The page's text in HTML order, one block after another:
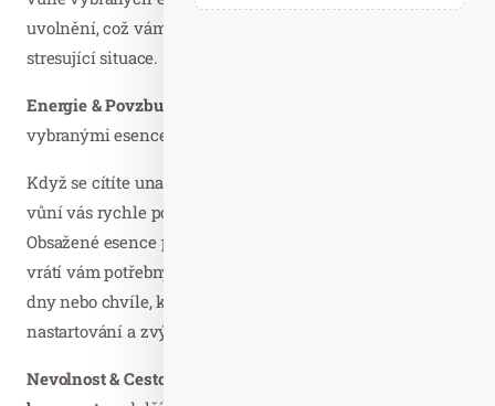
uvolnění, což vám umožní lépe zvládat náročné chvíle a
stresující situace.
Energie & Povzbuzení
vybranými esencemi
Když se cítíte unavení a ospalí, tyčinka s optimistickou
vůní vás rychle povzbudí a dodá potřebnou energii.
Obsažené esence pomáhají překonat únavu a slabost a
vrátí vám potřebný elán. Perfektní pro dlouhé pracovní
dny nebo chvíle, kdy potřebujete rychlou pomoc na
nastartování a zvýšení koncentrace.
Nevolnost & Cestování